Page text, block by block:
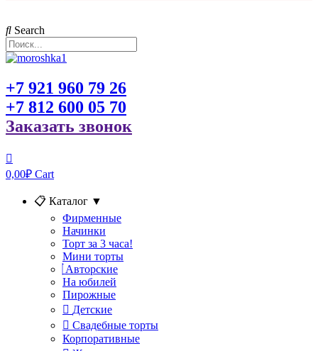
Search
+7 921 960 79 26
+7 812 600 05 70
Заказать звонок
0,00₽ Cart
📋 Каталог ▼
Фирменные
Начинки
Торт за 3 часа!
Мини торты
Авторские
На юбилей
Пирожные
Детские
Свадебные торты
Корпоративные